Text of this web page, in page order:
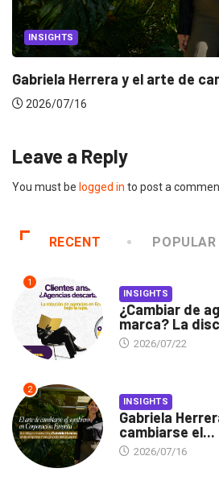
INSIGHTS
Gabriela Herrera y el arte de
2026/07/16
Leave a Reply
You must be logged in to post a
RECENT POPULAR
1
INSIGHTS
¿Cambiar de
marca? La
2026/07/22
2
INSIGHTS
Gabriela
cambiarse el...
2026/07/16